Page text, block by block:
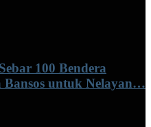
100 Bendera
Bansos untuk Nelayan…